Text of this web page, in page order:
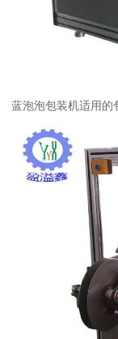
蓝泡泡包装机适用的